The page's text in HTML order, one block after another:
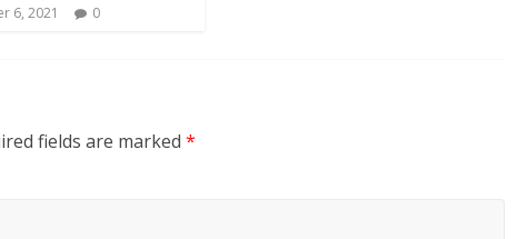
6, 2021 0
fields are marked *